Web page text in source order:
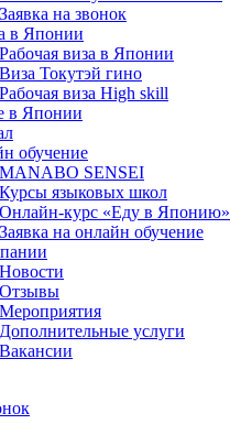
Заявка на звонок
в Японии
Рабочая виза в Японии
Виза Токутэй гино
Рабочая виза High skill
в Японии
обучение
MANABO SENSEI
Курсы языковых школ
Онлайн-курс «Еду в Японию»
Заявка на онлайн обучение
Новости
Отзывы
Мероприятия
Дополнительные услуги
Вакансии